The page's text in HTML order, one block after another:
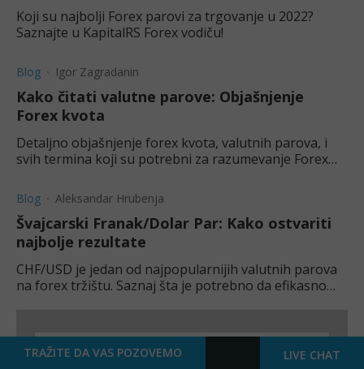
Koji su najbolji Forex parovi za trgovanje u 2022?
Saznajte u KapitalRS Forex vodiču!
Blog Igor Zagradanin
Kako čitati valutne parove: Objašnjenje
Forex kvota
Detaljno objašnjenje forex kvota, valutnih parova, i
svih termina koji su potrebni za razumevanje Forex
Blog Aleksandar Hrubenja
Švajcarski Franak/Dolar Par: Kako ostvariti
najbolje rezultate
CHF/USD je jedan od najpopularnijih valutnih parova
na forex tržištu. Saznaj šta je potrebno da efikasno
TRAŽITE DA VAS POZOVEMO LIVE CHAT